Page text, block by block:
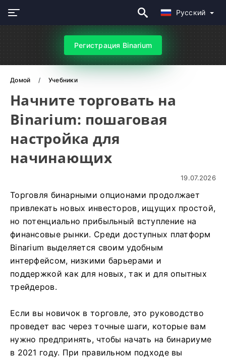
Русский
Регистрация Binarium
Домой Учебники
Начните торговать на
Binarium: пошаговая
настройка для
начинающих
19.07.2026
Торговля бинарными опционами продолжает
привлекать новых инвесторов, ищущих простой,
но потенциально прибыльный вступление на
финансовые рынки. Среди доступных платформ
Binarium выделяется своим удобным
интерфейсом, низкими барьерами и
поддержкой как для новых, так и для опытных
трейдеров.
Если вы новичок в торговле, это руководство
проведет вас через точные шаги, которые вам
нужно предпринять, чтобы начать на бинариуме
в 2021 году. При правильном подходе вы